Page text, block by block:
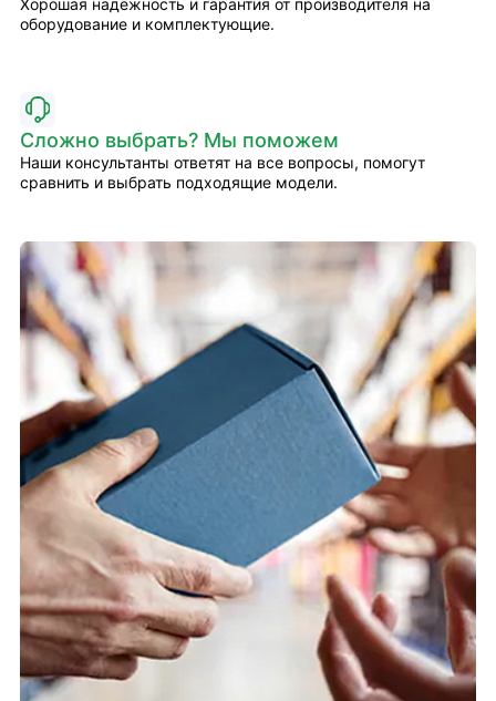
Хорошая надёжность и гарантия от производителя на
оборудование и комплектующие.
Сложно выбрать? Мы поможем
Наши консультанты ответят на все вопросы, помогут
сравнить и выбрать подходящие модели.